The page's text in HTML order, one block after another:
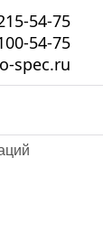
54-75
54-75
spec.ru